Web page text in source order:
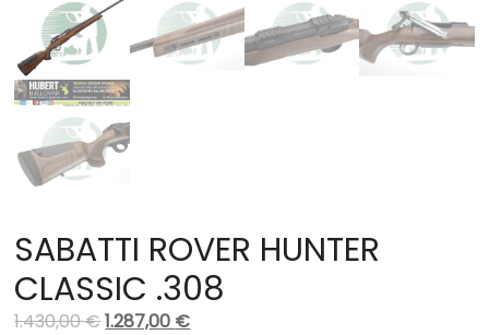
SABATTI ROVER HUNTER
CLASSIC .308
1.430,00€1.287,00 €